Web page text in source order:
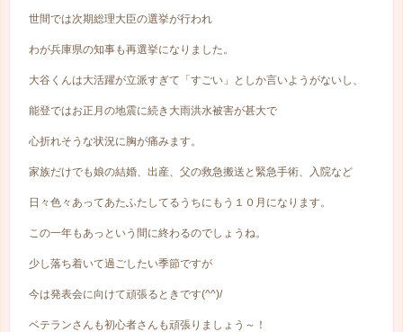
世間では次期総理大臣の選挙が行われ
わが兵庫県の知事も再選挙になりました。
大谷くんは大活躍が立派すぎて「すごい」としか言いようがないし、
能登ではお正月の地震に続き大雨洪水被害が甚大で
心折れそうな状況に胸が痛みます。
家族だけでも娘の結婚、出産、父の救急搬送と緊急手術、入院など
日々色々あってあたふたしてるうちにもう１０月になります。
この一年もあっという間に終わるのでしょうね。
少し落ち着いて過ごしたい季節ですが
今は発表会に向けて頑張るときです(^^)/
ベテランさんも初心者さんも頑張りましょう～！